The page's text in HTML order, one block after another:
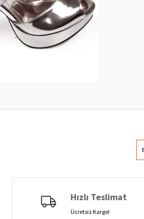
Hızlı Teslimat
Ücretsiz Kargo!